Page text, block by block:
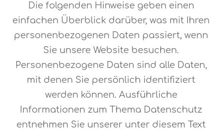
Die folgenden Hinweise geben einen
einfachen Überblick darüber, was mit Ihren
personenbezogenen Daten passiert, wenn
Sie unsere Website besuchen.
Personenbezogene Daten sind alle Daten,
mit denen Sie persönlich identifiziert
werden können. Ausführliche
Informationen zum Thema Datenschutz
entnehmen Sie unserer unter diesem Text